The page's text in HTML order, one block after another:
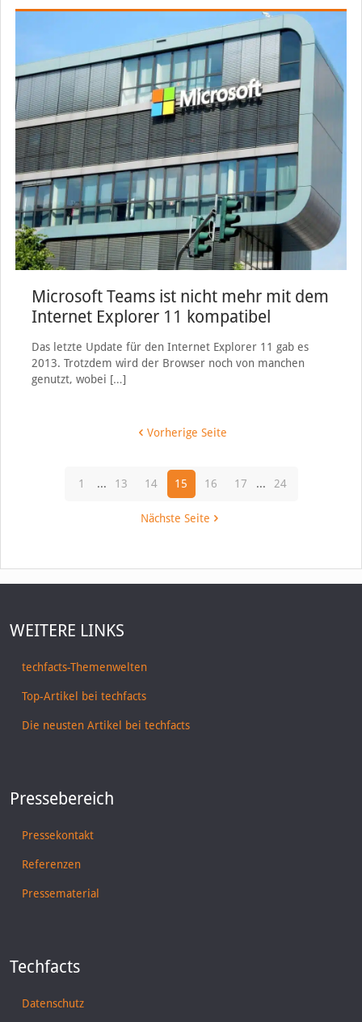
Microsoft Teams ist nicht mehr mit dem
Internet Explorer 11 kompatibel
Das letzte Update für den Internet Explorer 11 gab es
2013. Trotzdem wird der Browser noch von manchen
genutzt, wobei […]
Vorherige Seite
1 ... 13 14 15 16 17 ... 24
Nächste Seite
WEITERE LINKS
techfacts-Themenwelten
Top-Artikel bei techfacts
Die neusten Artikel bei techfacts
Pressebereich
Pressekontakt
Referenzen
Pressematerial
Techfacts
Datenschutz